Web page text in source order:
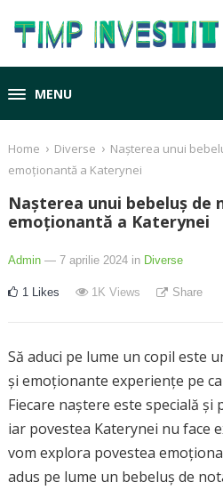
MENU
Home › Diverse › Nașterea unui
emoționantă a Katerynei
Nașterea unui bebeluș de
emoționantă a Katerynei
Admin — 7 aprilie 2024 in Diverse
1 Likes 1K Views Share
Să aduci pe lume un copil este
și emoționante experiențe pe
Fiecare naștere este specială și
iar povestea Katerynei nu face
vom explora povestea
adus pe lume un bebeluș de